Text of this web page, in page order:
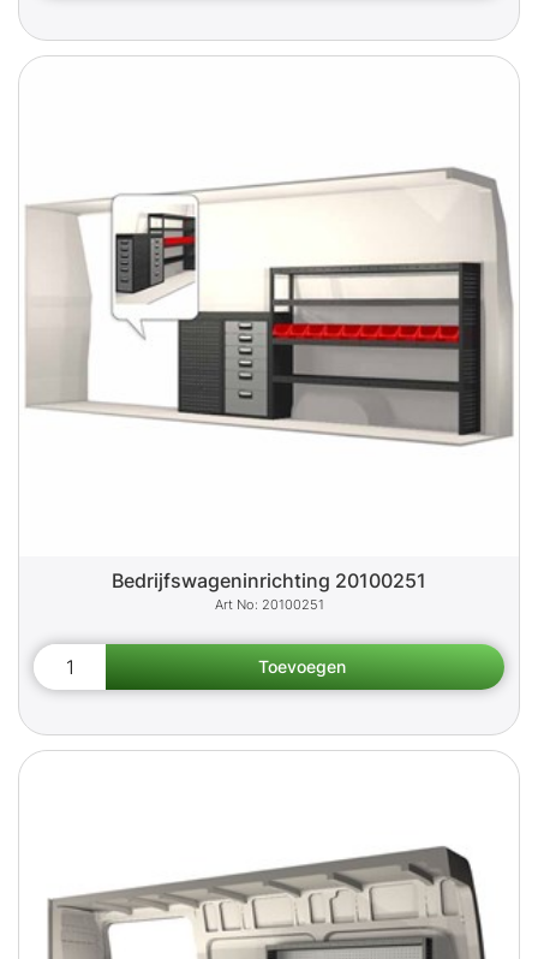
Bedrijfswageninrichting 20100251
20100251